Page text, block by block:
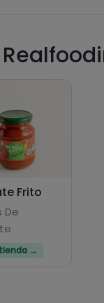
Frito
De
→